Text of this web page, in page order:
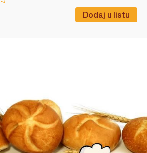
Dodaj u listu